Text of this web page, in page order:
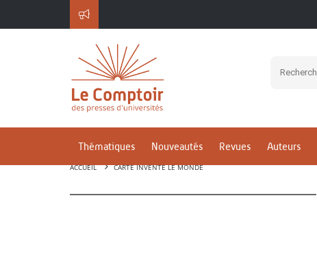
Thématiques Nouveautés Revues Auteurs
ACCUEIL CARTE INVENTE LE MONDE